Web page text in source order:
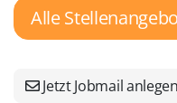
Alle
Jetzt Jobmail anlegen